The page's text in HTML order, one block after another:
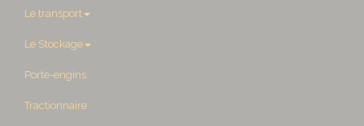
Le transport
Le Stockage
Porte-engins
Tractionnaire